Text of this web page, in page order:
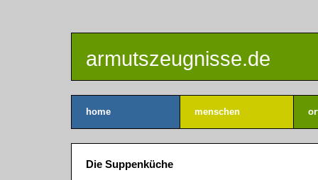
armutszeugnisse.de
home menschen
Die Suppenküche